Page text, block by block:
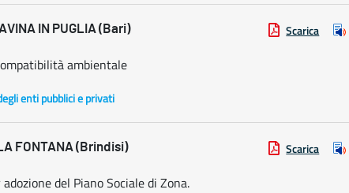
IN PUGLIA (Bari) Scarica
ambientale
enti pubblici e privati
FONTANA (Brindisi) Scarica
del Piano Sociale di Zona.